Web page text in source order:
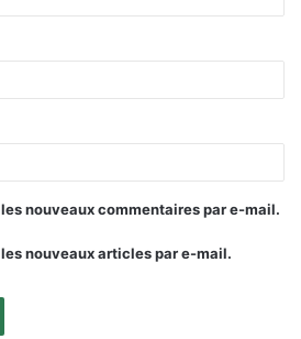
nouveaux commentaires par e-mail.
nouveaux articles par e-mail.